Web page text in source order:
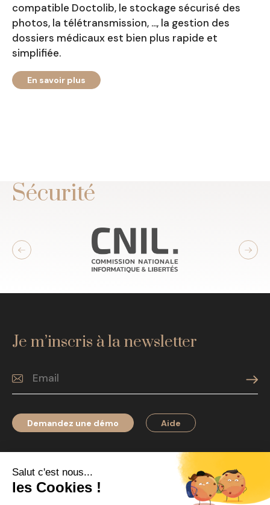
compatible Doctolib, le stockage sécurisé des
photos, la télétransmission, …, la gestion des
dossiers médicaux est bien plus rapide et
simplifiée.
En savoir plus
Sécurité
Je m’inscris à la newsletter
Demandez une démo Aide
Qui sommes-nous